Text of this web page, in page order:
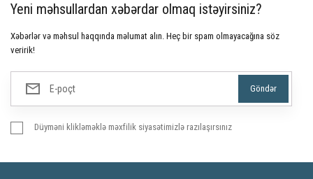
Yeni məhsullardan xəbərdar olmaq istəyirsiniz?
Xəbərlər və məhsul haqqında məlumat alın. Heç bir spam olmayacağına söz
veririk!
Düyməni klikləməklə məxfilik siyasətimizlə razılaşırsınız